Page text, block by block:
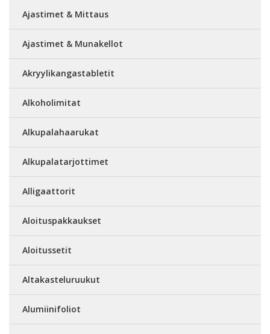
Ajastimet & Mittaus
Ajastimet & Munakellot
Akryylikangastabletit
Alkoholimitat
Alkupalahaarukat
Alkupalatarjottimet
Alligaattorit
Aloituspakkaukset
Aloitussetit
Altakasteluruukut
Alumiinifoliot